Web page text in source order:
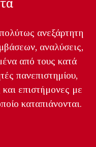
ανεξάρτητη
αναλύσεις,
από τους κατά
πανεπιστημίου,
επιστήμονες με
καταπιάνονται.